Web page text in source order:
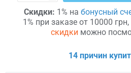
Скидки: 1% на бонусный
1% при заказе от 10000
скидки можно
14 причин